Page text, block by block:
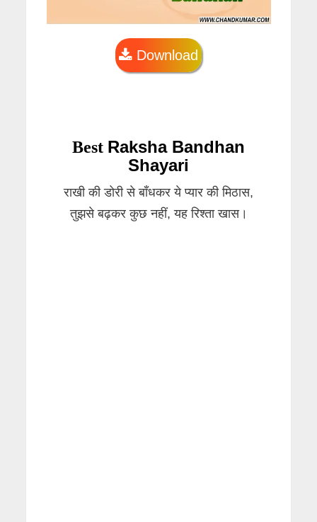
Download
Best Raksha Bandhan
Shayari
राखी की डोरी से बाँधकर ये प्यार की मिठास,
तुझसे बढ़कर कुछ नहीं, यह रिश्ता खास।